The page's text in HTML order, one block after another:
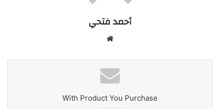
أحمد فتحي
With Product You Purchase